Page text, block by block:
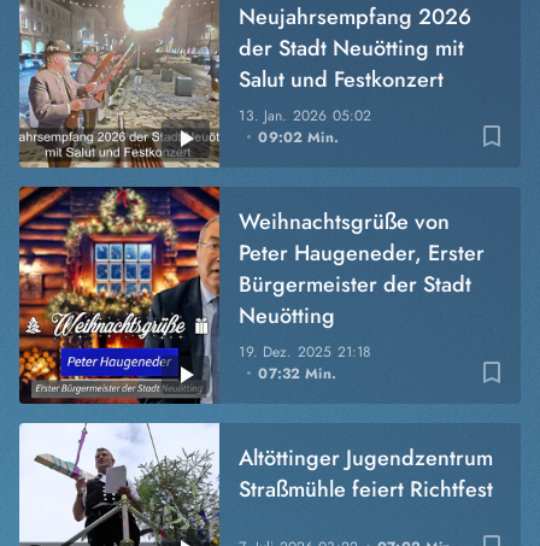
bookmark_border
13. Jan. 2026 05:02
09:02 Min.
Neujahrsempfang 2026
der Stadt Neuötting mit
Salut und Festkonzert
bookmark_border
19. Dez. 2025 21:18
07:32 Min.
Weihnachtsgrüße von
Peter Haugeneder, Erster
Bürgermeister der Stadt
Neuötting
Altöttinger Jugendzentrum
Straßmühle feiert Richtfest